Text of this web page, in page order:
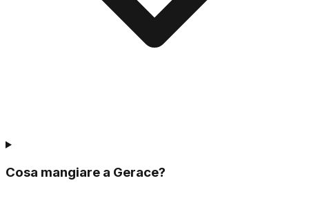
Cosa mangiare a Gerace?